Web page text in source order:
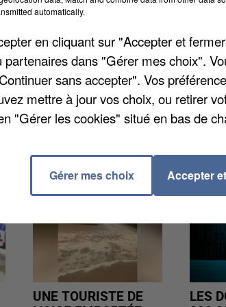
de clôture. En Seine-et-
personnes) et Torcy (stade
UNE TOURISTE DE
LES
automatically.
en cliquant sur "Accepter et
partenaires dans "Gérer mes choix".
sans accepter". Vos
mettre à jour vos choix, ou retirer
"Gérer les cookies" situé en bas de
Gérer mes choix Accepter